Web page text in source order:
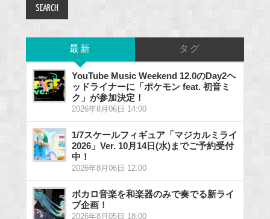
最新 タグ
YouTube Music Weekend 12.0のDay2ヘ
ッドライナーに「ポケモン feat. 初音ミ
ク」が参加決定！
2026年8月06日 14:00
1/7スケールフィギュア「マジカルミライ
2026」Ver. 10月14日(水)までご予約受付
中！
2026年8月06日 12:00
ボカロ音楽を和楽器のみで奏でる新ライ
ブ企画！
2026年8月05日 18:00